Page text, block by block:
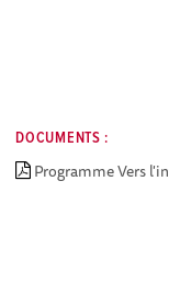
DOCUMENTS :
Programme Vers